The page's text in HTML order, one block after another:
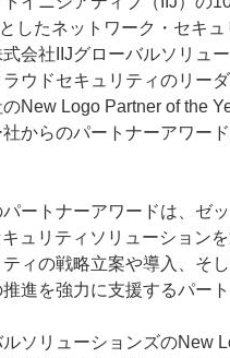
したネットワーク・セキ
会社IIJグローバルソリュ
ラウドセキュリティのリー
New Logo Partner of the
からのパートナーアワー
ートナーアワードは、ゼ
ュリティソリューション
ィの戦略立案や導入、そ
進を強力に支援するパー
ソリューションズのNew